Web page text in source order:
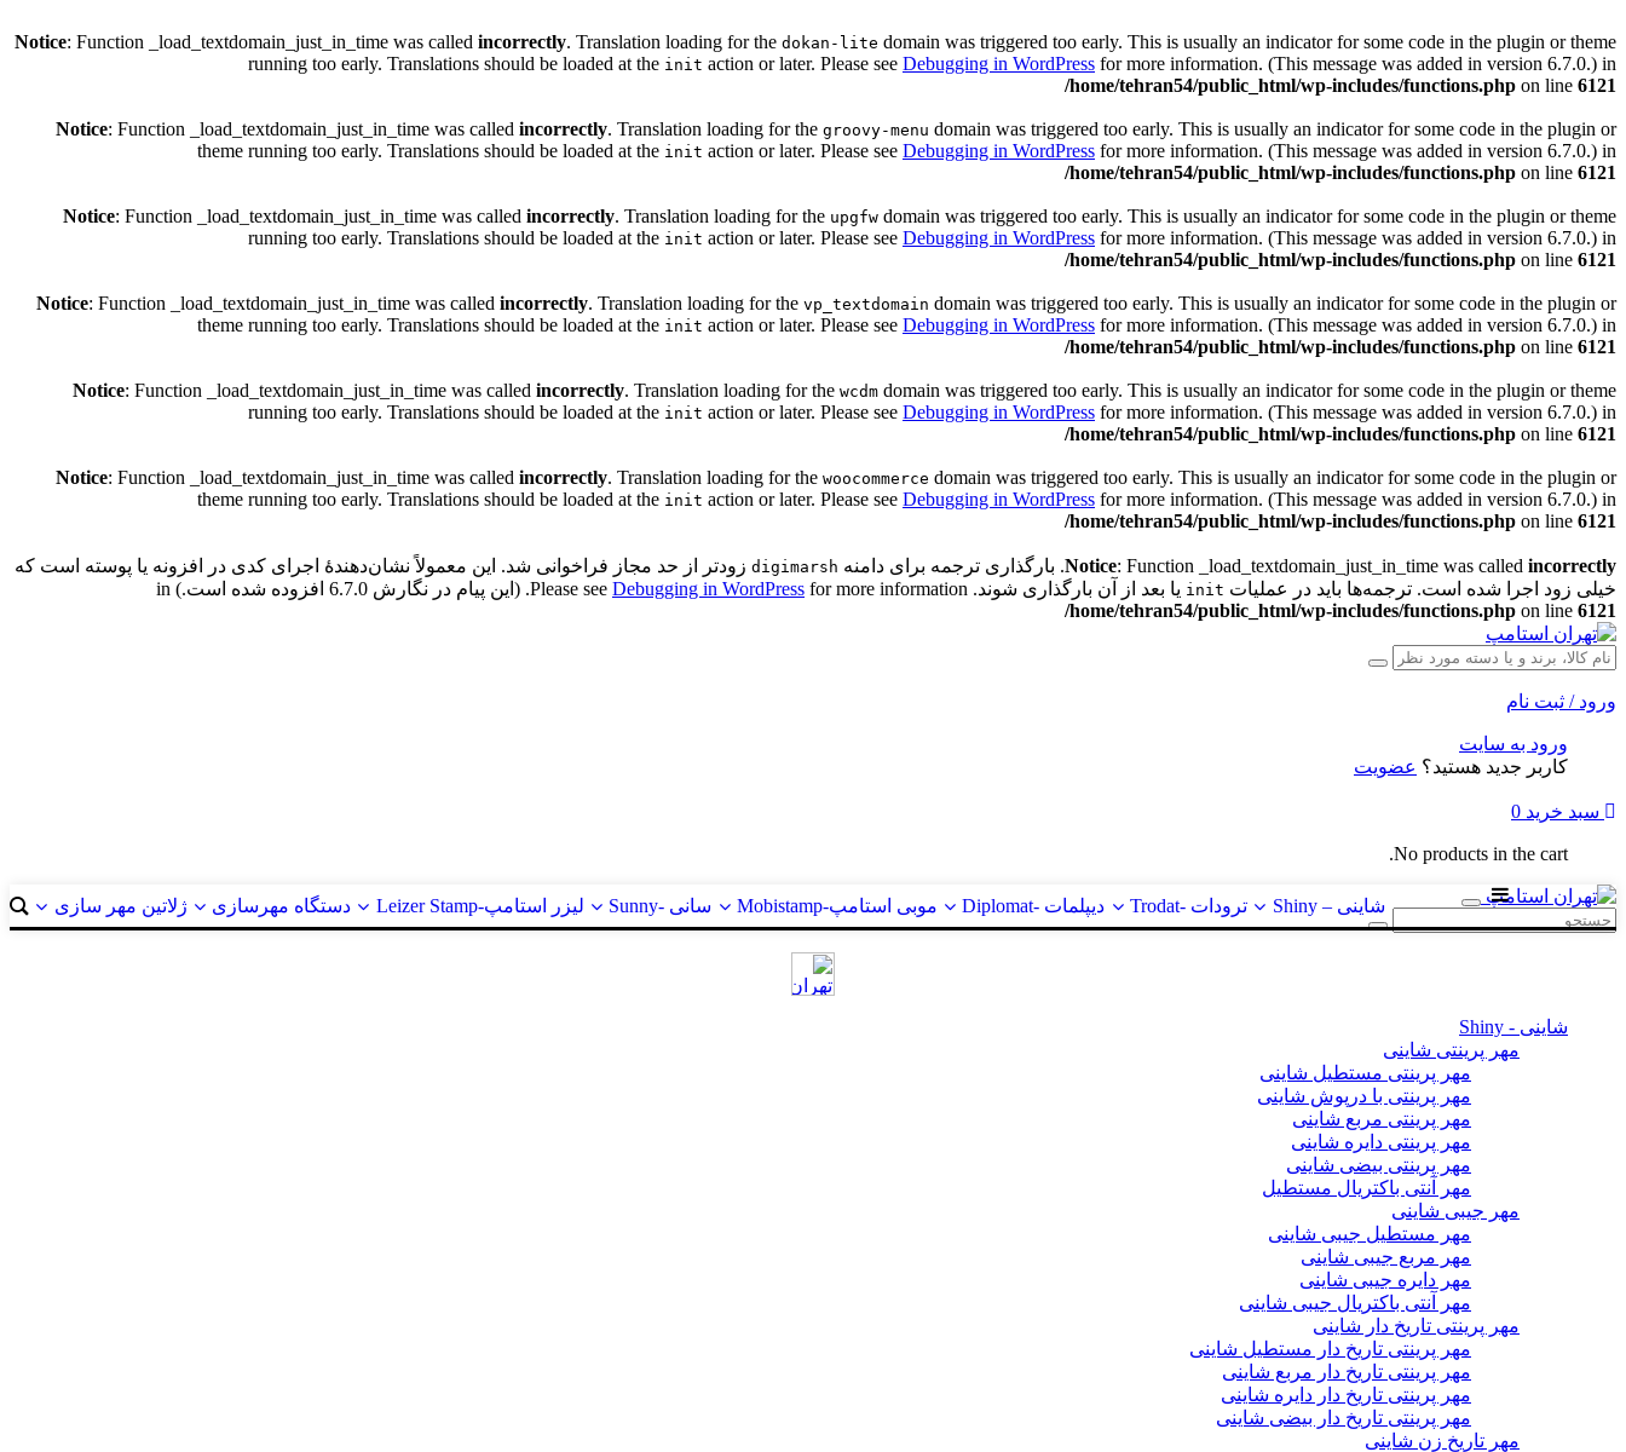
Notice: Function _load_textdomain_just_in_time was called incorrectly. Translation loading for the dokan-lite domain was triggered too early. This is usually an indicator for some code in the plugin or theme
running too early. Translations should be loaded at the init action or later. Please see Debugging in WordPress for more information. (This message was added in version 6.7.0.) in
/home/tehran54/public_html/wp-includes/functions.php on line 6121
Notice: Function _load_textdomain_just_in_time was called incorrectly. Translation loading for the groovy-menu domain was triggered too early. This is usually an indicator for some code in the plugin or
theme running too early. Translations should be loaded at the init action or later. Please see Debugging in WordPress for more information. (This message was added in version 6.7.0.) in
/home/tehran54/public_html/wp-includes/functions.php on line 6121
Notice: Function _load_textdomain_just_in_time was called incorrectly. Translation loading for the upgfw domain was triggered too early. This is usually an indicator for some code in the plugin or theme
running too early. Translations should be loaded at the init action or later. Please see Debugging in WordPress for more information. (This message was added in version 6.7.0.) in
/home/tehran54/public_html/wp-includes/functions.php on line 6121
Notice: Function _load_textdomain_just_in_time was called incorrectly. Translation loading for the vp_textdomain domain was triggered too early. This is usually an indicator for some code in the plugin or
theme running too early. Translations should be loaded at the init action or later. Please see Debugging in WordPress for more information. (This message was added in version 6.7.0.) in
/home/tehran54/public_html/wp-includes/functions.php on line 6121
Notice: Function _load_textdomain_just_in_time was called incorrectly. Translation loading for the wcdm domain was triggered too early. This is usually an indicator for some code in the plugin or theme
running too early. Translations should be loaded at the init action or later. Please see Debugging in WordPress for more information. (This message was added in version 6.7.0.) in
/home/tehran54/public_html/wp-includes/functions.php on line 6121
Notice: Function _load_textdomain_just_in_time was called incorrectly. Translation loading for the woocommerce domain was triggered too early. This is usually an indicator for some code in the plugin or
theme running too early. Translations should be loaded at the init action or later. Please see Debugging in WordPress for more information. (This message was added in version 6.7.0.) in
/home/tehran54/public_html/wp-includes/functions.php on line 6121
Notice: Function _load_textdomain_just_in_time was called incorrectly . بارگذاری ترجمه برای دامنه digimarsh زودتر از حد مجاز فراخوانی شد. این معمولاً نشان‌دهندهٔ اجرای کدی در افزونه یا پوسته است که
خیلی زود اجرا شده است. ترجمه‌ها باید در عملیات init یا بعد از آن بارگذاری شوند. Please see Debugging in WordPress for more information. (این پیام در نگارش 6.7.0 افزوده شده است.) in
/home/tehran54/public_html/wp-includes/functions.php on line 6121
ورود / ثبت نام
ورود به سایت
کاربر جدید هستید؟ عضویت
سبد خرید 0
No products in the cart.
شاینی – Shiny ترودات -Trodat دیپلمات -Diplomat موبی استامپ-Mobistamp سانی -Sunny لیزر استامپ-Leizer Stamp دستگاه مهرسازی ژلاتین مهر سازی
شاینی - Shiny
مهر پرینتی شاینی
مهر پرینتی مستطیل شاینی
مهر پرینتی با درپوش شاینی
مهر پرینتی مربع شاینی
مهر پرینتی دایره شاینی
مهر پرینتی بیضی شاینی
مهر آنتی باکتریال مستطیل
مهر جیبی شاینی
مهر مستطیل جیبی شاینی
مهر مربع جیبی شاینی
مهر دایره جیبی شاینی
مهر آنتی باکتریال جیبی شاینی
مهر پرینتی تاریخ دار شاینی
مهر پرینتی تاریخ دار مستطیل شاینی
مهر پرینتی تاریخ دار مربع شاینی
مهر پرینتی تاریخ دار دایره شاینی
مهر پرینتی تاریخ دار بیضی شاینی
مهر تاریخ زن شاینی